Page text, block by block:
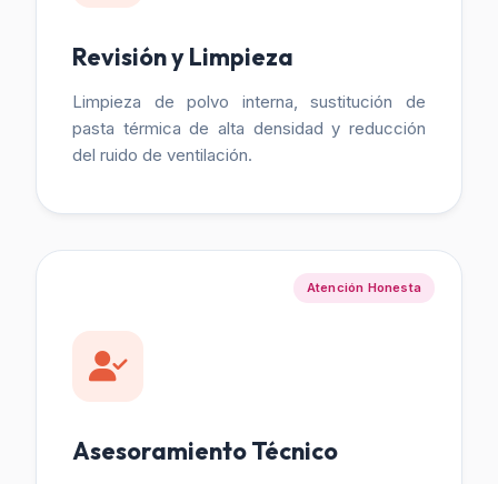
Revisión y Limpieza
Limpieza de polvo interna, sustitución de
pasta térmica de alta densidad y reducción
del ruido de ventilación.
Atención Honesta
Asesoramiento Técnico